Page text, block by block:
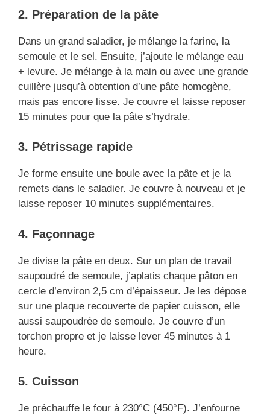
2. Préparation de la pâte
Dans un grand saladier, je mélange la farine, la
semoule et le sel. Ensuite, j’ajoute le mélange eau
+ levure. Je mélange à la main ou avec une grande
cuillère jusqu’à obtention d’une pâte homogène,
mais pas encore lisse. Je couvre et laisse reposer
15 minutes pour que la pâte s’hydrate.
3. Pétrissage rapide
Je forme ensuite une boule avec la pâte et je la
remets dans le saladier. Je couvre à nouveau et je
laisse reposer 10 minutes supplémentaires.
4. Façonnage
Je divise la pâte en deux. Sur un plan de travail
saupoudré de semoule, j’aplatis chaque pâton en
cercle d’environ 2,5 cm d’épaisseur. Je les dépose
sur une plaque recouverte de papier cuisson, elle
aussi saupoudrée de semoule. Je couvre d’un
torchon propre et je laisse lever 45 minutes à 1
heure.
5. Cuisson
Je préchauffe le four à 230°C (450°F). J’enfourne